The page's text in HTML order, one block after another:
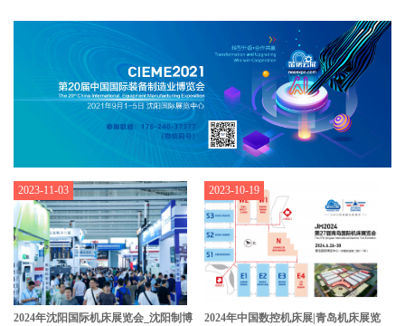
2024年沈阳国际机床展览会_沈阳制博
2023-11-03
2024年中国数控机床展|青岛机床展览
2023-10-19